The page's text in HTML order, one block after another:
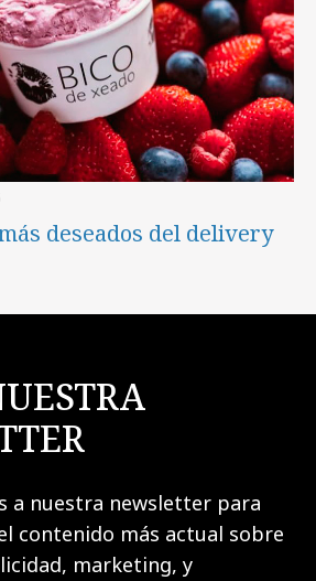
deseados del delivery
a nuestra newsletter para
contenido más actual sobre
marketing, y